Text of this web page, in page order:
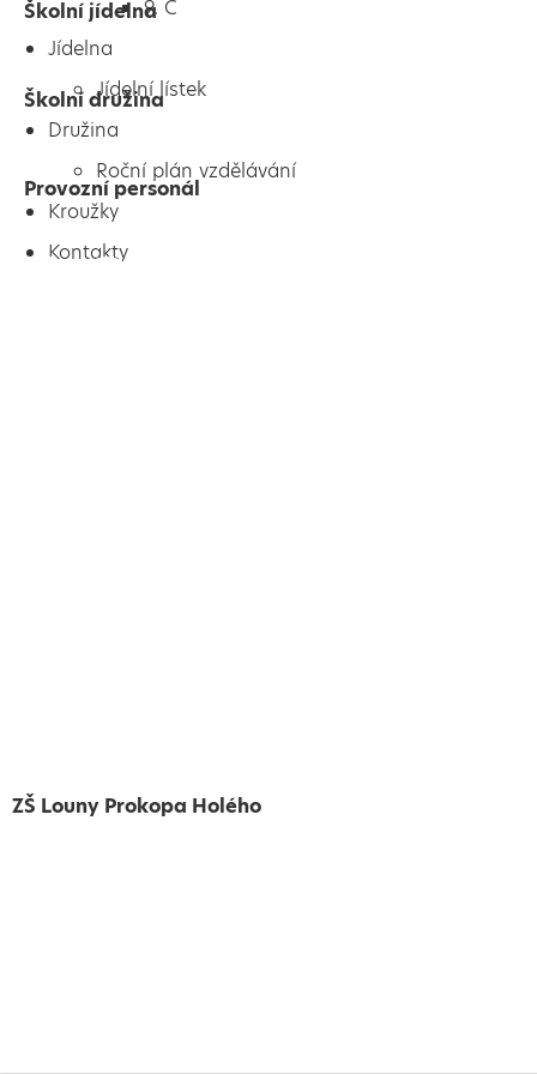
9. C
Jídelna
Jídelní lístek
Družina
Roční plán vzdělávání
Kroužky
Kontakty
Školní jídelna
Školní družina
Provozní personál
ZŠ Louny Prokopa Holého